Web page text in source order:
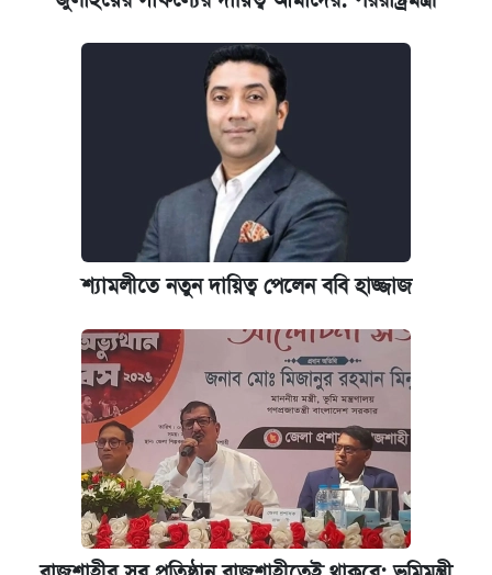
ভাতা-উপবৃত্তির আবেদন শুরু, জেনে নিন পদ্ধতি
আজ শুক্রবার রাজধানীর যেসব মার্কেট-দোকানপাট
কবে শুরু হচ্ছে ঢাবির ভর্তি আবেদন, জানাল কর্তৃপক্ষ
নবম পে স্কেল বাস্তবায়ন চূড়ান্ত পর্যায়ে, যা জানালেন
অর্থমন্ত্রী
জুলাই স্মৃতি জাদুঘরে যেতে টিকিট কাটবেন যেভাবে
যুক্তরাষ্ট্র থেকে আরও ২৩ বাংলাদেশিকে দেশে
ফেরত পাঠানো হলো
শ্যামলীতে নতুন দায়িত্ব পেলেন ববি হাজ্জাজ